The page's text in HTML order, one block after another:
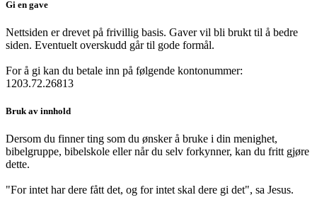
Gi en gave
Nettsiden er drevet på frivillig basis. Gaver vil bli brukt til å bedre
siden. Eventuelt overskudd går til gode formål.
For å gi kan du betale inn på følgende kontonummer:
1203.72.26813
Bruk av innhold
Dersom du finner ting som du ønsker å bruke i din menighet,
bibelgruppe, bibelskole eller når du selv forkynner, kan du fritt gjøre
dette.
"For intet har dere fått det, og for intet skal dere gi det", sa Jesus.